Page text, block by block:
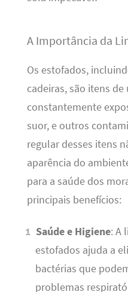
A Importância da
Os estofados,
cadeiras, são itens
constantemente
suor, e outros
regular desses itens
aparência do
para a saúde dos
principais benefícios:
Saúde e Higiene: A
estofados ajuda a
bactérias que
problemas